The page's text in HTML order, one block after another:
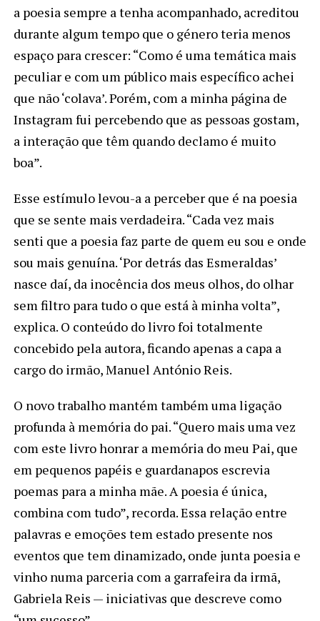
a poesia sempre a tenha acompanhado, acreditou
durante algum tempo que o género teria menos
espaço para crescer: “Como é uma temática mais
peculiar e com um público mais específico achei
que não ‘colava’. Porém, com a minha página de
Instagram fui percebendo que as pessoas gostam,
a interação que têm quando declamo é muito
boa”.
Esse estímulo levou-a a perceber que é na poesia
que se sente mais verdadeira. “Cada vez mais
senti que a poesia faz parte de quem eu sou e onde
sou mais genuína. ‘Por detrás das Esmeraldas’
nasce daí, da inocência dos meus olhos, do olhar
sem filtro para tudo o que está à minha volta”,
explica. O conteúdo do livro foi totalmente
concebido pela autora, ficando apenas a capa a
cargo do irmão, Manuel António Reis.
O novo trabalho mantém também uma ligação
profunda à memória do pai. “Quero mais uma vez
com este livro honrar a memória do meu Pai, que
em pequenos papéis e guardanapos escrevia
poemas para a minha mãe. A poesia é única,
combina com tudo”, recorda. Essa relação entre
palavras e emoções tem estado presente nos
eventos que tem dinamizado, onde junta poesia e
vinho numa parceria com a garrafeira da irmã,
Gabriela Reis — iniciativas que descreve como